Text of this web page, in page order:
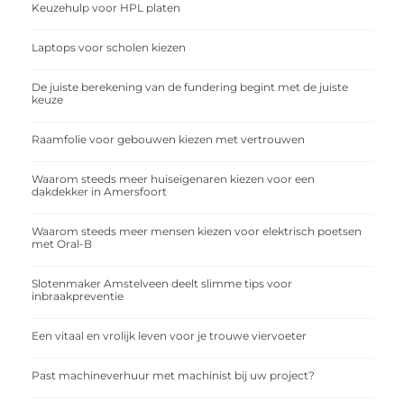
Keuzehulp voor HPL platen
Laptops voor scholen kiezen
De juiste berekening van de fundering begint met de juiste
keuze
Raamfolie voor gebouwen kiezen met vertrouwen
Waarom steeds meer huiseigenaren kiezen voor een
dakdekker in Amersfoort
Waarom steeds meer mensen kiezen voor elektrisch poetsen
met Oral-B
Slotenmaker Amstelveen deelt slimme tips voor
inbraakpreventie
Een vitaal en vrolijk leven voor je trouwe viervoeter
Past machineverhuur met machinist bij uw project?